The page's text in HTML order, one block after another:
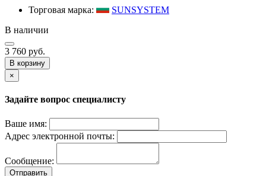
Торговая марка:
SUNSYSTEM
В наличии
3 760 руб.
В корзину
×
Задайте вопрос специалисту
Ваше имя:
Адрес электронной почты:
Сообщение:
Отправить